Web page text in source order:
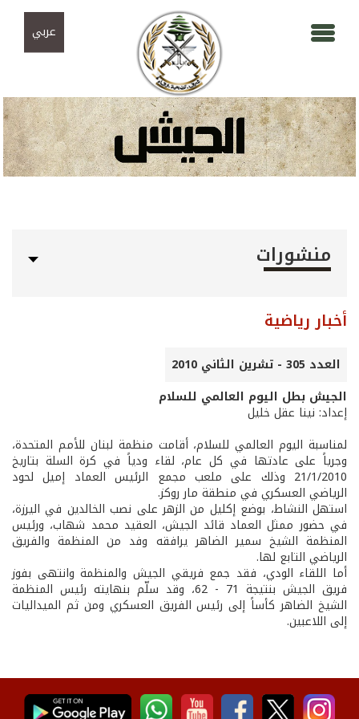
عربي
منشورات
أخبار رياضية
العدد 305 - تشرين الثاني 2010
الجيش بطل اليوم العالمي للسلام
إعداد: نينا عقل خليل
لمناسبة اليوم العالمي للسلام، أقامت منظمة لبنان للأمم المتحدة،
وجرياً على عادتها في كل عام، لقاء ودياً في كرة السلة بتاريخ
21/1/2010 وذلك على ملعب مجمع الرئيس العماد إميل لحود
الرياضي العسكري في منطقة مار روكز.
استهل النشاط، بوضع إكليل من الزهر على نصب الخالدين في اليرزة،
في حضور ممثل العماد قائد الجيش، العقيد محمد شهاب، ورئيس
المنظمة الشيخ سمير الضاهر يرافقه وفد من المنظمة والفريق
الرياضي التابع لها.
أما اللقاء الودي، فقد جمع فريقي الجيش والمنظمة وانتهى بفوز
فريق الجيش بنتيجة 71 - 62، وقد سلّم بنهايته رئيس المنظمة
الشيخ الضاهر كأساً إلى رئيس الفريق العسكري ومن ثم الميداليات
إلى اللاعبين.